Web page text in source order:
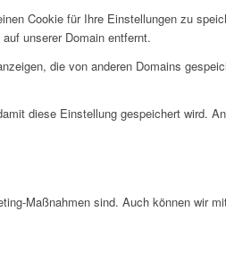
Cookie für Ihre Einstellungen zu
unserer Domain entfernt.
die von anderen Domains
diese Einstellung gespeichert wird.
Maßnahmen sind. Auch können wir